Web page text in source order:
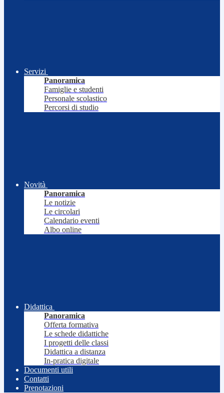
Servizi
Panoramica
Famiglie e studenti
Personale scolastico
Percorsi di studio
Novità
Panoramica
Le notizie
Le circolari
Calendario eventi
Albo online
Didattica
Panoramica
Offerta formativa
Le schede didattiche
I progetti delle classi
Didattica a distanza
In-pratica digitale
Documenti utili
Contatti
Prenotazioni